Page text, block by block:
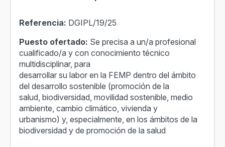
Referencia: DGIPL/19/25
Puesto ofertado: Se precisa a un/a profesional
cualificado/a y con conocimiento técnico
multidisciplinar, para
desarrollar su labor en la FEMP dentro del ámbito
del desarrollo sostenible (promoción de la
salud, biodiversidad, movilidad sostenible, medio
ambiente, cambio climático, vivienda y
urbanismo) y, especialmente, en los ámbitos de la
biodiversidad y de promoción de la salud